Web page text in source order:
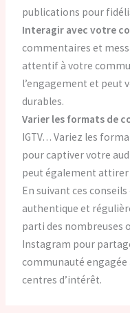
publications pour
Interagir avec votre
commentaires et
attentif à votre
l’engagement et peut
durables.
Varier les formats de
IGTV… Variez les
pour captiver votre
peut également attirer
En suivant ces
authentique et
parti des nombreuses
Instagram pour
communauté engagée
centres d’intérêt.